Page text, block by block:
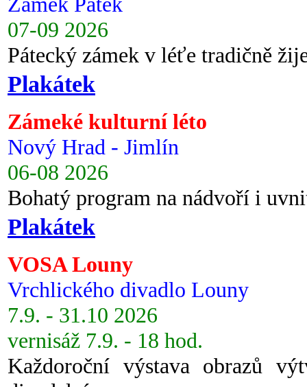
07-09 2026
Pátecký zámek v léťe tradičně
Plakátek
Zámeké kulturní léto
Nový Hrad - Jimlín
06-08 2026
Bohatý program na nádvoří i
Plakátek
VOSA Louny
Vrchlického divadlo Louny
7.9. - 31.10 2026
vernisáž 7.9. - 18 hod.
Každoroční výstava obrazů